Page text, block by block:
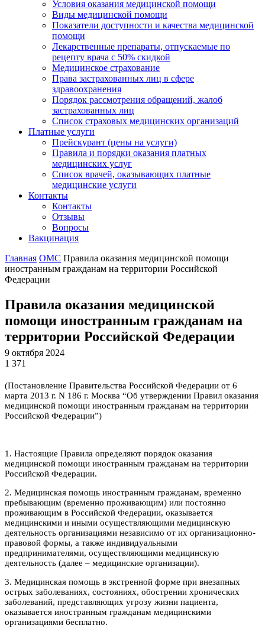
Условия оказания медицинской помощи
Виды медицинской помощи
Показатели доступности и качества медицинской
помощи
Лекарственные препараты, отпускаемые по
рецепту врача с 50% скидкой
Медицинское страхование
Права застрахованных лиц в сфере
здравоохранения
Порядок рассмотрения обращений, жалоб
застрахованных лиц
Список страховых медицинских организаций
Платные услуги
Прейскурант (цены на услуги)
Правила и порядки оказания платных
медицинских услуг
Список врачей, оказывающих платные
медицинские услуги
Контакты
Контакты
Отзывы
Вопросы
Вакцинация
Главная ОМС Правила оказания медицинской помощи
иностранным гражданам на территории Российской
Федерации
Правила оказания медицинской
помощи иностранным гражданам на
территории Российской Федерации
9 октября 2024
1 371
(Постановление Правительства Российской Федерации от 6
марта 2013 г. N 186 г. Москва “Об утверждении Правил оказания
медицинской помощи иностранным гражданам на территории
Российской Федерации”)
1. Настоящие Правила определяют порядок оказания
медицинской помощи иностранным гражданам на территории
Российской Федерации.
2. Медицинская помощь иностранным гражданам, временно
пребывающим (временно проживающим) или постоянно
проживающим в Российской Федерации, оказывается
медицинскими и иными осуществляющими медицинскую
деятельность организациями независимо от их организационно-
правовой формы, а также индивидуальными
предпринимателями, осуществляющими медицинскую
деятельность (далее – медицинские организации).
3. Медицинская помощь в экстренной форме при внезапных
острых заболеваниях, состояниях, обострении хронических
заболеваний, представляющих угрозу жизни пациента,
оказывается иностранным гражданам медицинскими
организациями бесплатно.